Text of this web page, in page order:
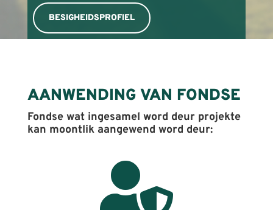
BESIGHEIDSPROFIEL
AANWENDING VAN FONDSE
Fondse wat ingesamel word deur projekte
kan moontlik aangewend word deur:
